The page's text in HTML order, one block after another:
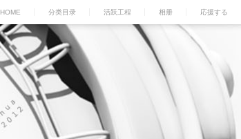
HOME 分类目录 活跃工程 相册 応援する